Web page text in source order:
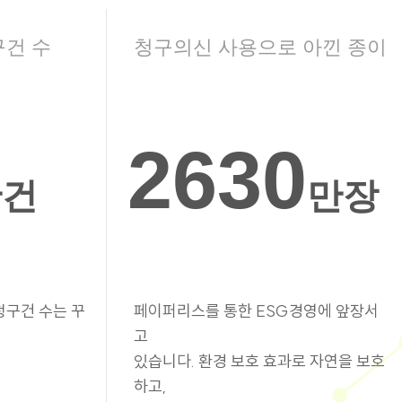
건 수
구건 수는 꾸
청구의신 사용으로 아낀 종이
2630만장
페이퍼리스를 통한 ESG경영에 앞장서
고
있습니다. 환경 보호 효과로 자연을 보호
하고,